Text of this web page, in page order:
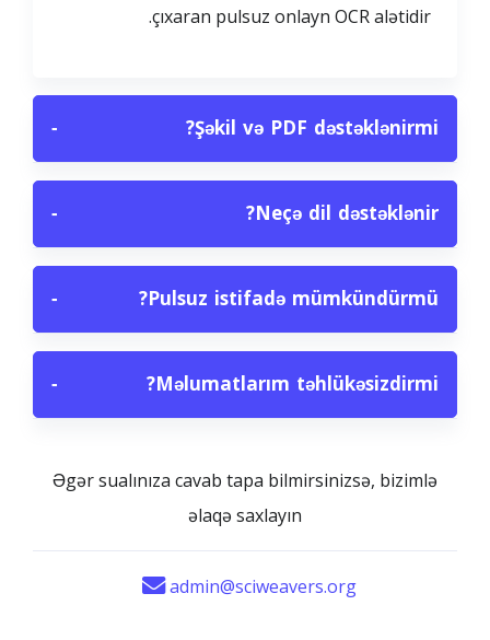
çıxaran pulsuz onlayn OCR alətidir.
Şəkil və PDF dəstəklənirmi?
−
Neçə dil dəstəklənir?
−
Pulsuz istifadə mümkündürmü?
−
Məlumatlarım təhlükəsizdirmi?
−
Əgər sualınıza cavab tapa bilmirsinizsə, bizimlə
əlaqə saxlayın
admin@sciweavers.org